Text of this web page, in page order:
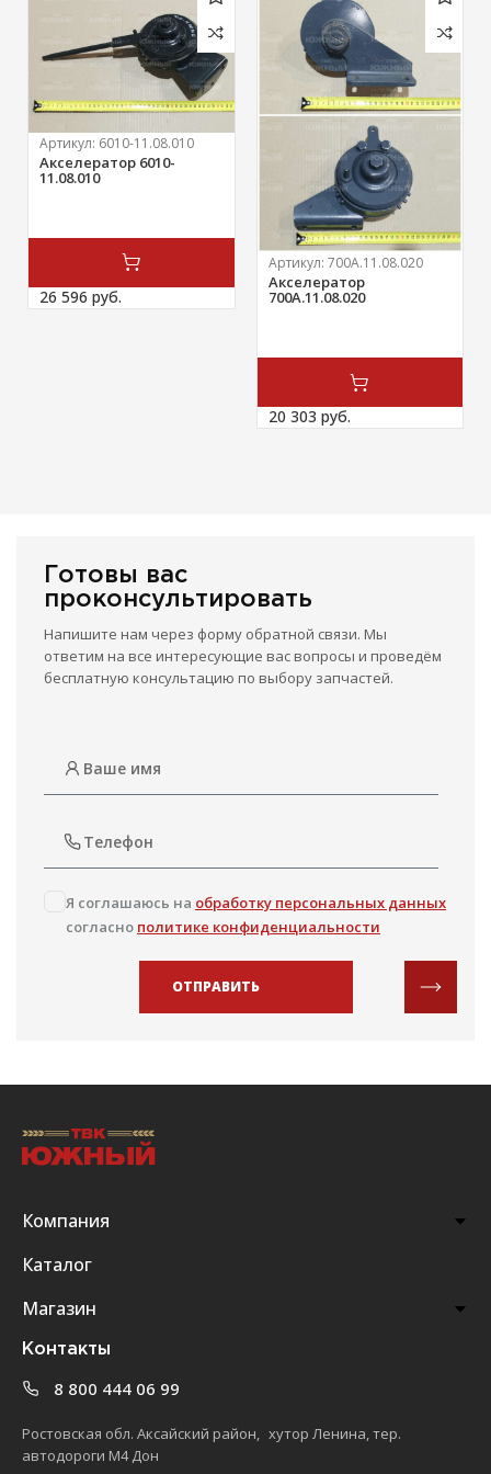
Артикул: 6010-11.08.010
Акселератор 6010-
11.08.010
26 596 руб.
Артикул: 700А.11.08.020
Акселератор
700А.11.08.020
20 303 руб.
Готовы вас
проконсультировать
Напишите нам через форму обратной связи. Мы
ответим на все интересующие вас вопросы и проведём
бесплатную консультацию по выбору запчастей.
Я соглашаюсь на обработку персональных данных
согласно политике конфиденциальности
ОТПРАВИТЬ
Компания
Каталог
Магазин
Контакты
8 800 444 06 99
Ростовская обл. Аксайский район, хутор Ленина, тер.
автодороги М4 Дон